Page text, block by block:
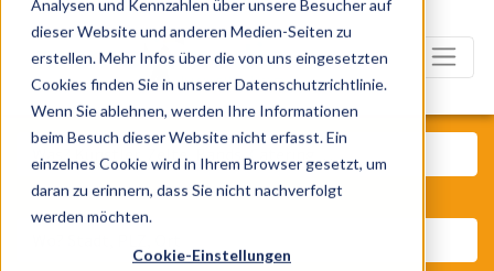
Analysen und Kennzahlen über unsere Besucher auf
dieser Website und anderen Medien-Seiten zu
erstellen. Mehr Infos über die von uns eingesetzten
Cookies finden Sie in unserer Datenschutzrichtlinie.
Wenn Sie ablehnen, werden Ihre Informationen
beim Besuch dieser Website nicht erfasst. Ein
einzelnes Cookie wird in Ihrem Browser gesetzt, um
daran zu erinnern, dass Sie nicht nachverfolgt
werden möchten.
Cookie-Einstellungen
Was? Künstler, Zelte, Bands,